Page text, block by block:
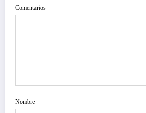
Comentarios
Nombre